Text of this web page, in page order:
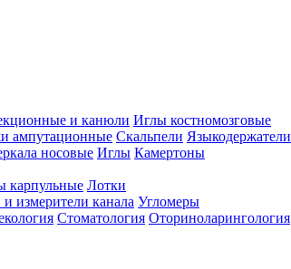
и канюли Иглы костномозговые
ампутационные Скальпели Языкодержатели
носовые Иглы Камертоны
Лотки
измерители канала Угломеры
Стоматология Оториноларингология